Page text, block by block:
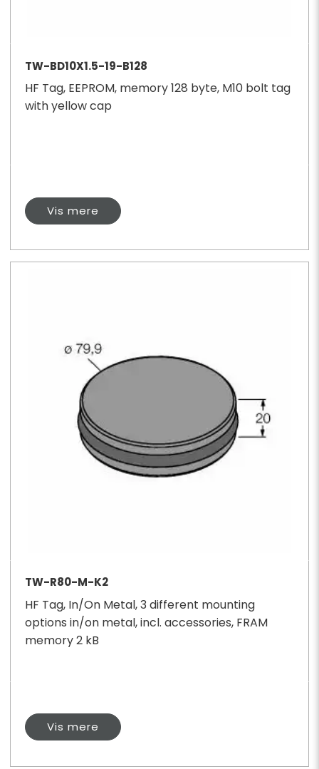
TW-BD10X1.5-19-B128
HF Tag, EEPROM, memory 128 byte, M10 bolt tag
with yellow cap
Vis mere
TW-R80-M-K2
HF Tag, In/On Metal, 3 different mounting
options in/on metal, incl. accessories, FRAM
memory 2 kB
Vis mere